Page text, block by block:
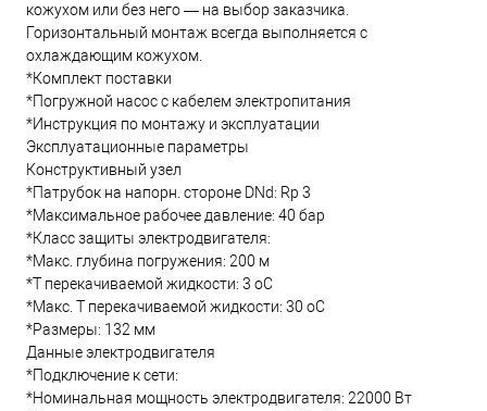
кожухом или без него — на выбор заказчика.
Горизонтальный монтаж всегда выполняется с
охлаждающим кожухом.
*Комплект поставки
*Погружной насос с кабелем электропитания
*Инструкция по монтажу и эксплуатации
Эксплуатационные параметры
Конструктивный узел
*Патрубок на напорн. стороне DNd: Rp 3
*Максимальное рабочее давление: 40 бар
*Класс защиты электродвигателя:
*Макс. глубина погружения: 200 м
*Т перекачиваемой жидкости: 3 oC
*Макс. T перекачиваемой жидкости: 30 oC
*Размеры: 132 мм
Данные электродвигателя
*Подключение к сети:
*Номинальная мощность электродвигателя: 22000 Вт